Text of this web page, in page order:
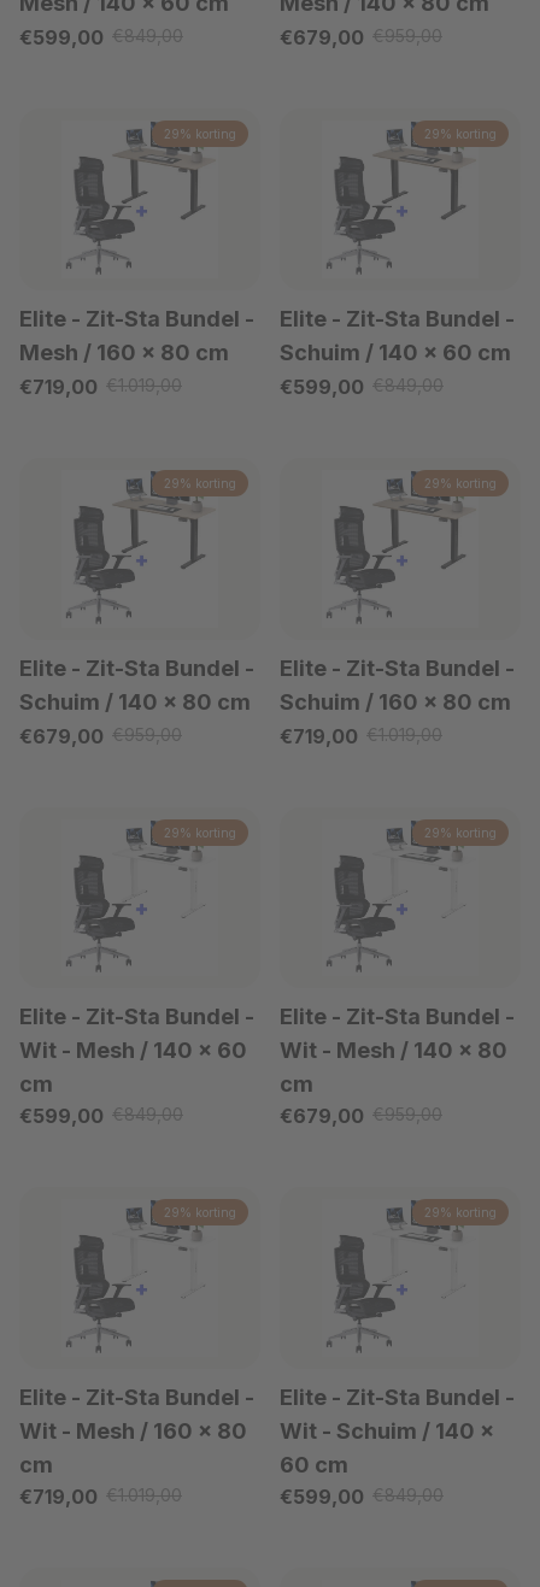
Verkoopprijs
€599,00 Reguliere prijs
€849,00 Verkoopprijs
€679,00 Reguliere prijs
€959,00
29% korting
Elite - Zit-Sta Bundel -
Mesh / 160 x 80 cm
Verkoopprijs
€719,00 Reguliere prijs
€1.019,00
29% korting
Elite - Zit-Sta Bundel -
Schuim / 140 x 60 cm
Verkoopprijs
€599,00 Reguliere prijs
€849,00
29% korting
Elite - Zit-Sta Bundel -
Schuim / 140 x 80 cm
Verkoopprijs
€679,00 Reguliere prijs
€959,00
29% korting
Elite - Zit-Sta Bundel -
Schuim / 160 x 80 cm
Verkoopprijs
€719,00 Reguliere prijs
€1.019,00
29% korting
Elite - Zit-Sta Bundel -
Wit - Mesh / 140 x 60
cm
Verkoopprijs
€599,00 Reguliere prijs
€849,00
29% korting
Elite - Zit-Sta Bundel -
Wit - Mesh / 140 x 80
cm
Verkoopprijs
€679,00 Reguliere prijs
€959,00
29% korting
Elite - Zit-Sta Bundel -
Wit - Mesh / 160 x 80
cm
Verkoopprijs
€719,00 Reguliere prijs
€1.019,00
29% korting
Elite - Zit-Sta Bundel -
Wit - Schuim / 140 x
60 cm
Verkoopprijs
€599,00 Reguliere prijs
€849,00